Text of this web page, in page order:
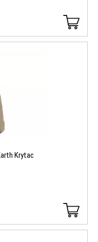
Krytac